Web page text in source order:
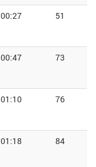
00:27 51
00:47 73
01:10 76
01:18 84